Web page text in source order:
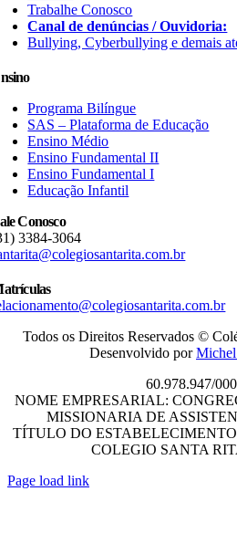
Trabalhe Conosco
Canal de denúncias / Ouvidoria:
Bullying, Cyberbullying e demais
Programa Bilíngue
SAS – Plataforma de Educação
Ensino Médio
Ensino Fundamental II
Ensino Fundamental I
Educação Infantil
Conosco
3384-3064
Todos os Direitos Reservados ©
Desenvolvido por
60.978.947/
NOME EMPRESARIAL:
MISSIONARIA DE
TÍTULO DO
COLEGIO SANTA
Page load link